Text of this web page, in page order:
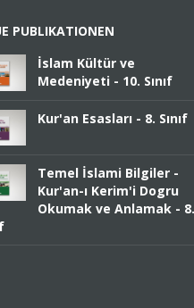
PUBLIKATIONEN
İslam Kültür ve
Medeniyeti - 10. Sınıf
Kur'an Esasları - 8. Sınıf
Temel İslami Bilgiler -
Kur'an-ı Kerim'i Dogru
Okumak ve Anlamak - 8.